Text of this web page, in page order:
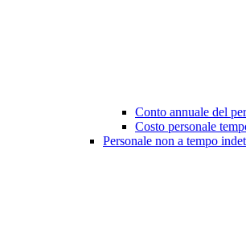
Conto annuale del
Costo personale
Personale non a tempo